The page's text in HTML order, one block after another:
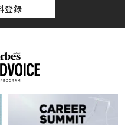
登録